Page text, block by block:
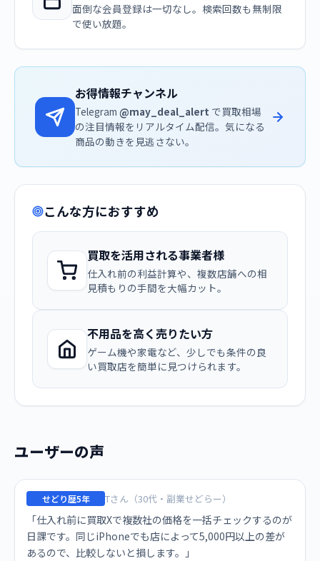
面倒な会員登録は一切なし。検索回数も無制限
で使い放題。
お得情報チャンネル
Telegram @may_deal_alert で買取相場
の注目情報をリアルタイム配信。気になる
商品の動きを見逃さない。
こんな方におすすめ
買取を活用される事業者様
仕入れ前の利益計算や、複数店舗への相
見積もりの手間を大幅カット。
不用品を高く売りたい方
ゲーム機や家電など、少しでも条件の良
い買取店を簡単に見つけられます。
ユーザーの声
せどり歴5年 Tさん（30代・副業せどらー）
「仕入れ前に買取Xで複数社の価格を一括チェックするのが
日課です。同じiPhoneでも店によって5,000円以上の差が
あるので、比較しないと損します。」